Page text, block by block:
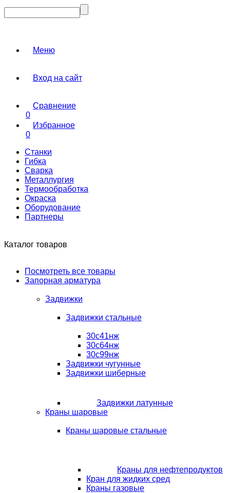
Меню
Вход на сайт
Сравнение
0
Избранное
0
Станки
Гибка
Сварка
Металлургия
Термообработка
Окраска
Оборудование
Партнеры
Каталог товаров
Посмотреть все товары
Запорная арматура
Задвижки
Задвижки стальные
30с41нж
30с64нж
30с99нж
Задвижки чугунные
Задвижки шиберные
Задвижки латунные
Краны шаровые
Краны шаровые стальные
Краны для нефтепродуктов
Кран для жидких сред
Краны газовые